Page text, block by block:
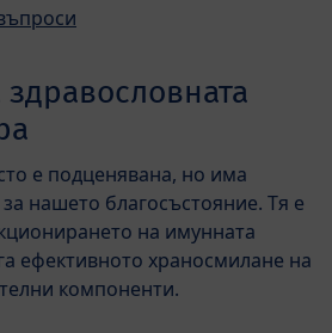
е подценявана, но има
нашето благосъстояние. Тя е
на имунната
ефективното храносмилане на
компоненти.